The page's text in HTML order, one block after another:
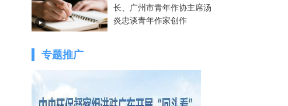
长、广州市青年作协主席汤
炎忠谈青年作家创作
专题推广